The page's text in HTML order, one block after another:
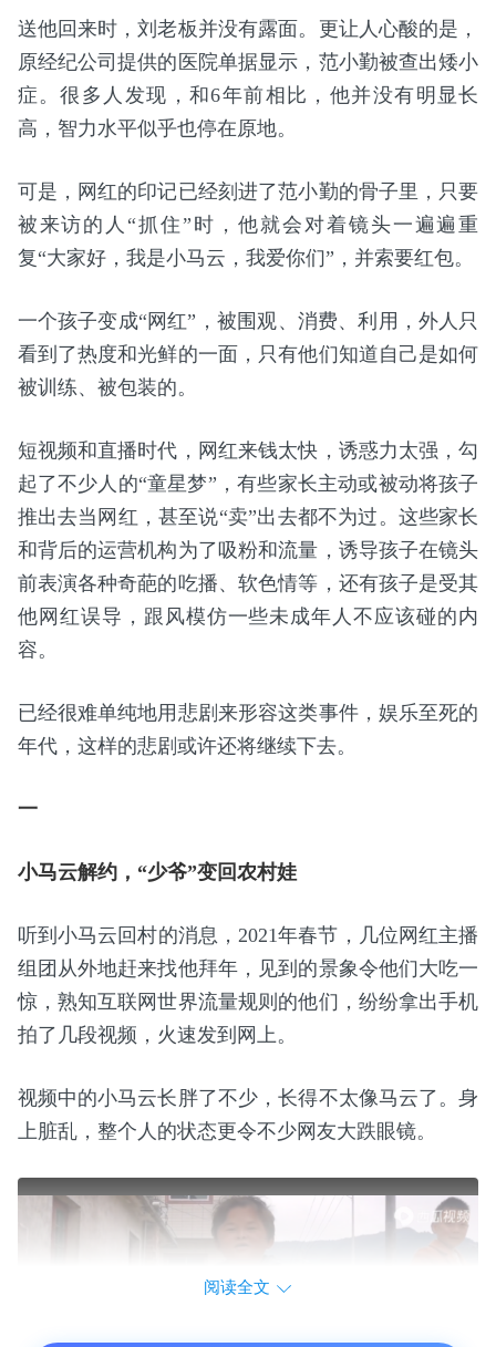
送他回来时，刘老板并没有露面。更让人心酸的是，
原经纪公司提供的医院单据显示，范小勤被查出矮小
症。很多人发现，和6年前相比，他并没有明显长
高，智力水平似乎也停在原地。
可是，网红的印记已经刻进了范小勤的骨子里，只要
被来访的人“抓住”时，他就会对着镜头一遍遍重
复“大家好，我是小马云，我爱你们”，并索要红包。
一个孩子变成“网红”，被围观、消费、利用，外人只
看到了热度和光鲜的一面，只有他们知道自己是如何
被训练、被包装的。
短视频和直播时代，网红来钱太快，诱惑力太强，勾
起了不少人的“童星梦”，有些家长主动或被动将孩子
推出去当网红，甚至说“卖”出去都不为过。这些家长
和背后的运营机构为了吸粉和流量，诱导孩子在镜头
前表演各种奇葩的吃播、软色情等，还有孩子是受其
他网红误导，跟风模仿一些未成年人不应该碰的内
容。
已经很难单纯地用悲剧来形容这类事件，娱乐至死的
年代，这样的悲剧或许还将继续下去。
一
小马云解约，“少爷”变回农村娃
听到小马云回村的消息，2021年春节，几位网红主播
组团从外地赶来找他拜年，见到的景象令他们大吃一
惊，熟知互联网世界流量规则的他们，纷纷拿出手机
拍了几段视频，火速发到网上。
视频中的小马云长胖了不少，长得不太像马云了。身
上脏乱，整个人的状态更令不少网友大跌眼镜。
阅读全文